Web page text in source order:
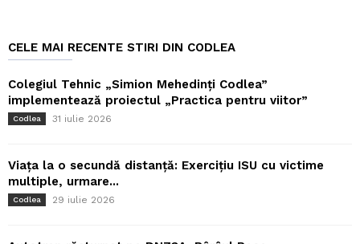
CELE MAI RECENTE STIRI DIN CODLEA
Colegiul Tehnic „Simion Mehedinți Codlea”
implementează proiectul „Practica pentru viitor”
Codlea 31 iulie 2026
Viața la o secundă distanță: Exercițiu ISU cu victime
multiple, urmare...
Codlea 29 iulie 2026